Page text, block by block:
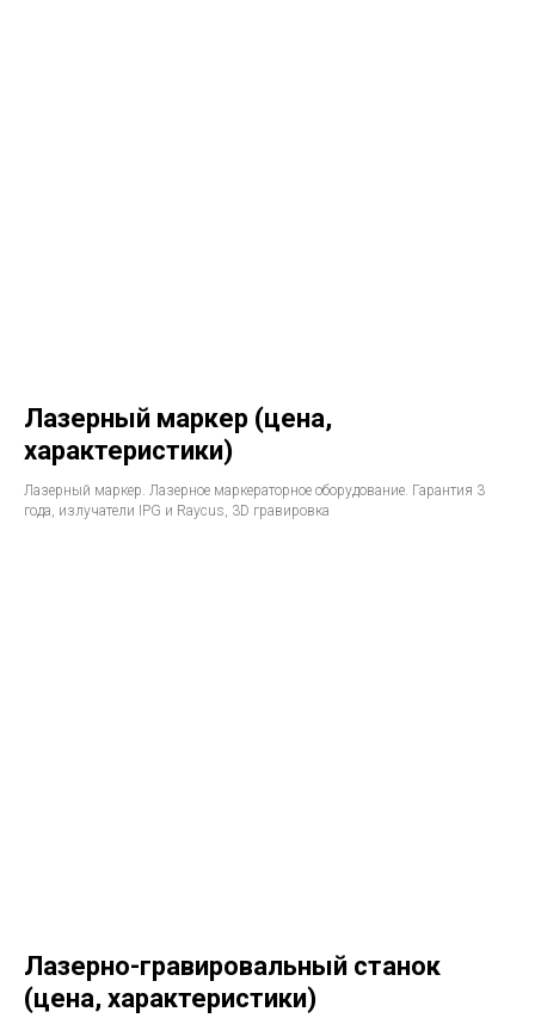
Лазерный маркер (цена,
характеристики)
Лазерный маркер. Лазерное маркераторное оборудование. Гарантия 3
года, излучатели IPG и Raycus, 3D гравировка
Лазерно-гравировальный станок
(цена, характеристики)